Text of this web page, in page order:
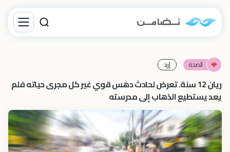
الصحة إرْبِد‎
ريان 12 سنة. تعرض لحادث دهس قوي غير كل مجرى حياته فلم
يعد يستطيع الذهاب إلى مدرسته